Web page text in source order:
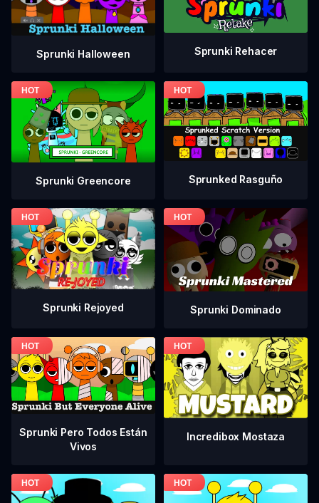
Sprunki Halloween Sprunki Rehacer
Sprunki Greencore Sprunked Rasguño
Sprunki Rejoyed Sprunki Dominado
Sprunki Pero Todos Están
Vivos
Incredibox Mostaza